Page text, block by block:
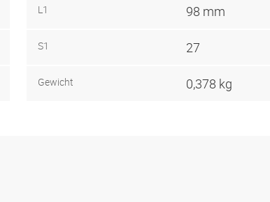
L1 98 mm
S1 27
Gewicht 0,378 kg